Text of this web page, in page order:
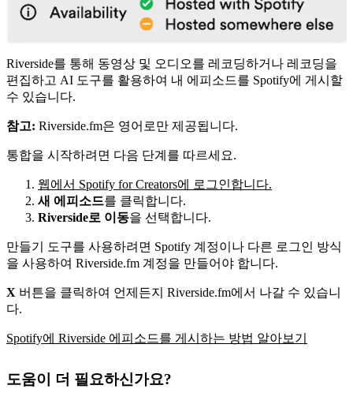
Riverside를 통해 동영상 및 오디오를 레코딩하거나 레코딩을
편집하고 AI 도구를 활용하여 내 에피소드를 Spotify에 게시할
수 있습니다.
참고: Riverside.fm은 영어로만 제공됩니다.
통합을 시작하려면 다음 단계를 따르세요.
웹에서 Spotify for Creators에 로그인합니다.
새 에피소드를 클릭합니다.
Riverside로 이동을 선택합니다.
만들기 도구를 사용하려면 Spotify 계정이나 다른 로그인 방식
을 사용하여 Riverside.fm 계정을 만들어야 합니다.
X 버튼을 클릭하여 언제든지 Riverside.fm에서 나갈 수 있습니
다.
Spotify에 Riverside 에피소드를 게시하는 방법 알아보기
도움이 더 필요하신가요?